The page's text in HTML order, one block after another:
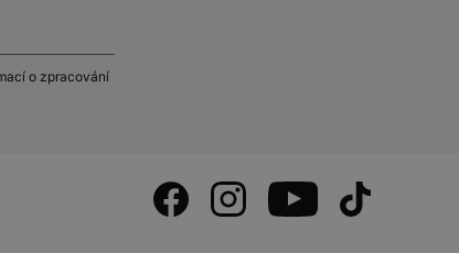
o zpracování